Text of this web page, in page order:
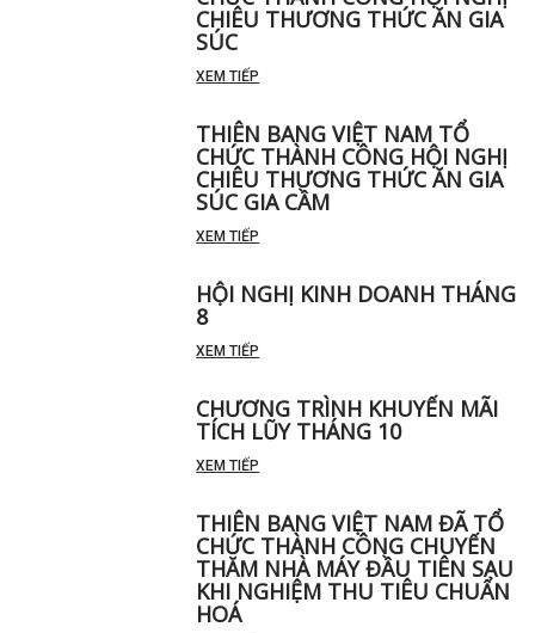
CHIÊU THƯƠNG THỨC ĂN GIA
SÚC
XEM TIẾP
THIÊN BANG VIỆT NAM TỔ
CHỨC THÀNH CÔNG HỘI NGHỊ
CHIÊU THƯƠNG THỨC ĂN GIA
SÚC GIA CẦM
XEM TIẾP
HỘI NGHỊ KINH DOANH THÁNG
8
XEM TIẾP
CHƯƠNG TRÌNH KHUYẾN MÃI
TÍCH LŨY THÁNG 10
XEM TIẾP
THIÊN BANG VIỆT NAM ĐÃ TỔ
CHỨC THÀNH CÔNG CHUYẾN
THĂM NHÀ MÁY ĐẦU TIÊN SAU
KHI NGHIỆM THU TIÊU CHUẨN
HOÁ